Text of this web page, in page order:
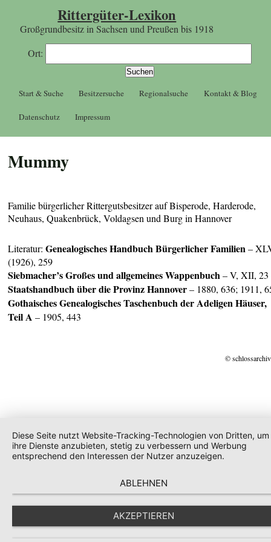
Rittergüter-Lexikon
Großgrundbesitz in Sachsen und Preußen bis 1918
Ort:
Start & Suche Besitzersuche Regionalsuche Kontakt & Blog
Datenschutz Impressum
Mummy
Familie bürgerlicher Rittergutsbesitzer auf Bisperode, Harderode,
Neuhaus, Quakenbrück, Voldagsen und Burg in Hannover
Literatur:Genealogisches Handbuch Bürgerlicher Familien–
(1926), 259
Siebmacher’s Großes und allgemeines Wappenbuch– V, XII, 23
Staatshandbuch über die Provinz Hannover– 1880, 636; 1911,
Gothaisches Genealogisches Taschenbuch der Adeligen Häuser,
Teil A – 1905, 443
©
Diese Seite nutzt Website-Tracking-Technologien von Dritten, um
ihre Dienste anzubieten, stetig zu verbessern und Werbung
entsprechend den Interessen der Nutzer anzuzeigen.
ABLEHNEN
AKZEPTIEREN